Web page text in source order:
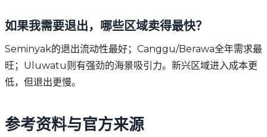
如果我需要退出，哪些区域卖得最快？
Seminyak的退出流动性最好；Canggu/Berawa全年需求最
旺；Uluwatu则有强劲的海景吸引力。新兴区域进入成本更
低，但退出更慢。
参考资料与官方来源